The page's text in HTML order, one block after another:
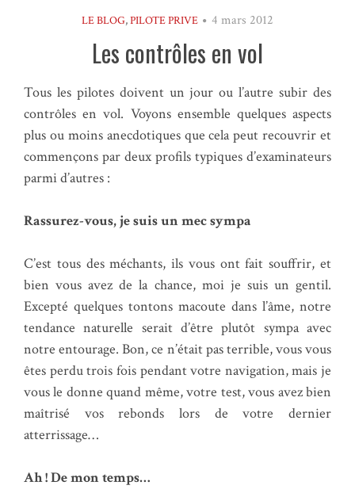
LE BLOG,PILOTE PRIVE 4 mars 2012
Les contrôles en vol
Tous les pilotes doivent un jour ou l’autre subir des
contrôles en vol. Voyons ensemble quelques aspects
plus ou moins anecdotiques que cela peut recouvrir et
commençons par deux profils typiques d’examinateurs
parmi d’autres :
Rassurez-vous, je suis un mec sympa
C’est tous des méchants, ils vous ont fait souffrir, et
bien vous avez de la chance, moi je suis un gentil.
Excepté quelques tontons macoute dans l’âme, notre
tendance naturelle serait d’être plutôt sympa avec
notre entourage. Bon, ce n’était pas terrible, vous vous
êtes perdu trois fois pendant votre navigation, mais je
vous le donne quand même, votre test, vous avez bien
maîtrisé vos rebonds lors de votre dernier
atterrissage…
Ah ! De mon temps…